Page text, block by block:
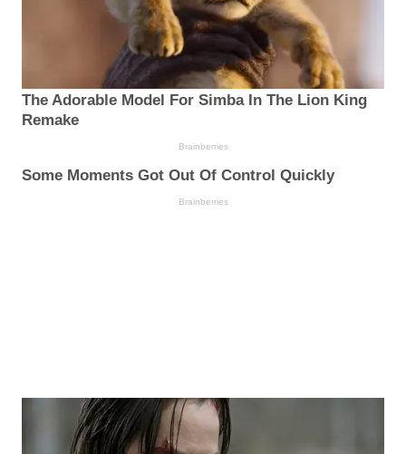
The Adorable Model For Simba In The Lion King
Remake
Brainberries
Some Moments Got Out Of Control Quickly
Brainberries